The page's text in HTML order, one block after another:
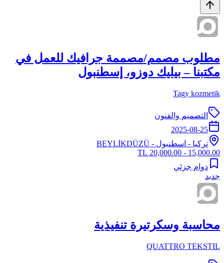
مطلوب مصمم/مصممة جرافيك للعمل في
مكتبنا – بيليك دوزو، إسطنبول
Tagy kozmetik
التصميم والفنون
2025-08-25
تركيا - اسطنبول - BEYLİKDÜZÜ
15,000.00 - 20,000.00 TL
دوام جزئي
جديد
محاسبة وسكرتيرة تنفيذية
QUATTRO TEKSTIL